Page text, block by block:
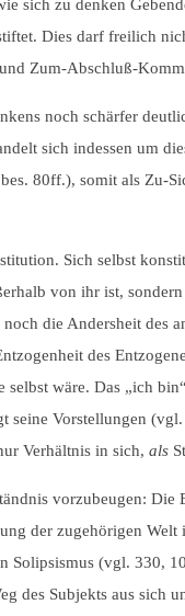
sich zu denken
Dies darf freilich
Zum-Abschluß-
noch schärfer
sich indessen um
80ff.), somit als Zu-
Sich selbst
von ihr ist,
die Andersheit des
des
wäre. Das „ich
seine Vorstellungen
Verhältnis in sich, als
vorzubeugen:
der zugehörigen
Solipsismus (vgl. 330,
des Subjekts aus sich